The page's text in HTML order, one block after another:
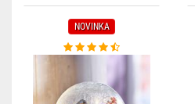
NOVINKA